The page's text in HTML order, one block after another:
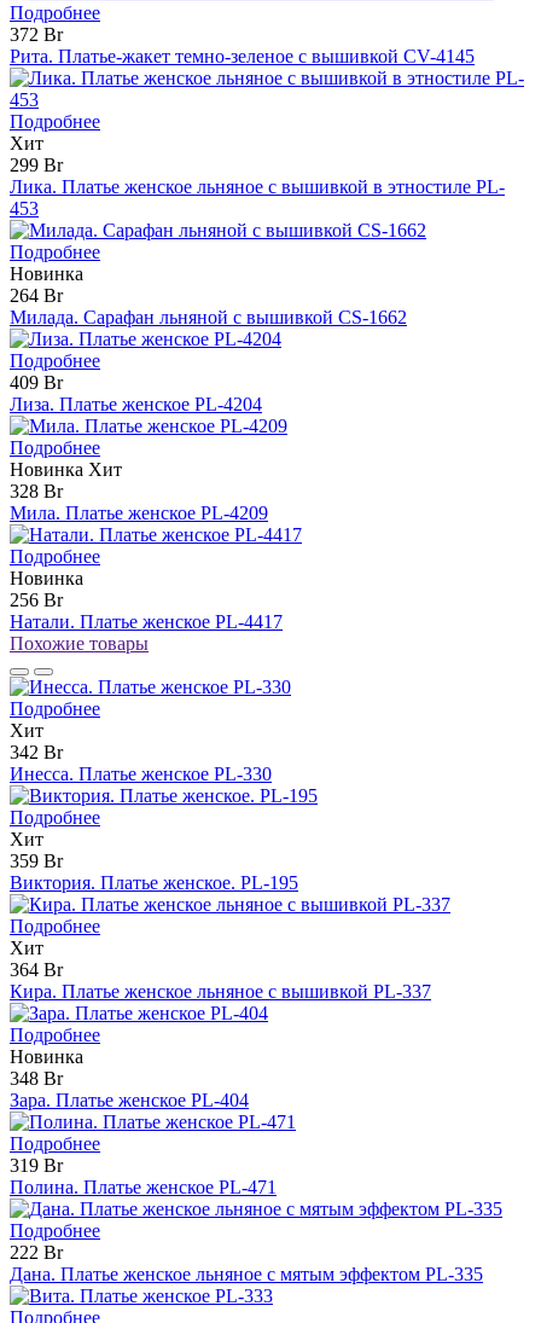
Подробнее
372 Br
Рита. Платье-жакет темно-зеленое с вышивкой CV-4145
Подробнее
Хит
299 Br
Лика. Платье женское льняное с вышивкой в этностиле PL-
453
Подробнее
Новинка
264 Br
Милада. Сарафан льняной с вышивкой CS-1662
Подробнее
409 Br
Лиза. Платье женское PL-4204
Подробнее
Новинка Хит
328 Br
Мила. Платье женское PL-4209
Подробнее
Новинка
256 Br
Натали. Платье женское PL-4417
Похожие товары
Подробнее
Хит
342 Br
Инесса. Платье женское PL-330
Подробнее
Хит
359 Br
Виктория. Платье женское. PL-195
Подробнее
Хит
364 Br
Кира. Платье женское льняное с вышивкой PL-337
Подробнее
Новинка
348 Br
Зара. Платье женское PL-404
Подробнее
319 Br
Полина. Платье женское PL-471
Подробнее
222 Br
Дана. Платье женское льняное с мятым эффектом PL-335
Подробнее